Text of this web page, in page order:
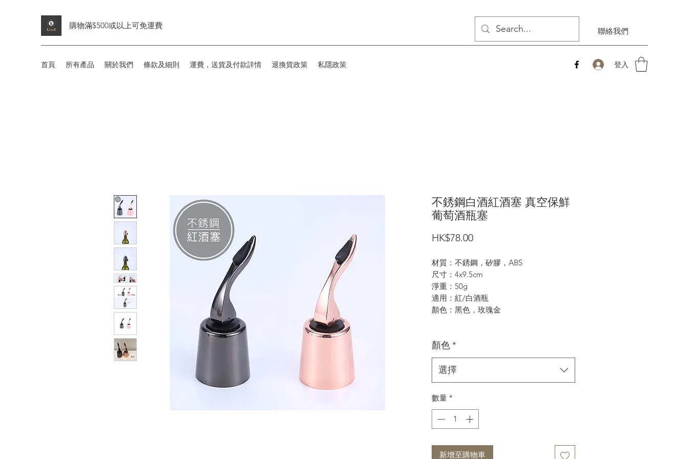
購物滿$500或以上可免運費
聯絡我們
首頁 所有產品 關於我們 條款及細則 運費，送貨及付款詳情 退換貨政策 私隱政策 登入
不銹鋼白酒紅酒塞 真空保鮮
葡萄酒瓶塞
HK$78.00價
材質：不銹鋼，矽膠，ABS
尺寸：4x9.5cm
淨重：50g
適用：紅/白酒瓶
顏色：黑色，玫瑰金
顏色*
選擇
數量 *
新增至購物車